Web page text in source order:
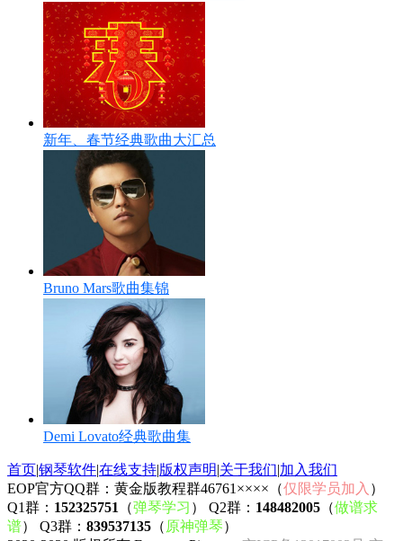
新年、春节经典歌曲大汇总
Bruno Mars歌曲集锦
Demi Lovato经典歌曲集
首页|钢琴软件|在线支持|版权声明|关于我们|加入我们
EOP官方QQ群：黄金版教程群46761××××（仅限学员加入 ）
Q1群： 152325751 （弹琴学习 ） Q2群： 148482005 （做谱求
谱） Q3群： 839537135 （ 原神弹琴）